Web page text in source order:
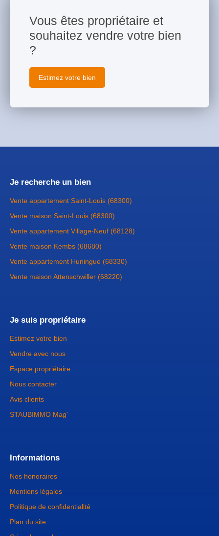
Vous êtes propriétaire et
souhaitez vendre votre bien
?
Estimez votre bien
Je recherche un bien
Vente appartement Saint-Louis (68300)
Vente maison Saint-Louis (68300)
Vente appartement Village-Neuf (68128)
Vente maison Kembs (68680)
Vente appartement Huningue (68330)
Vente maison Attenschwiller (68220)
Je suis propriétaire
Estimez votre bien
Vendre avec nous
Espace propriétaire
Nous contacter
Avis clients
STAUBIMMO Mag'
Informations
Nos honoraires
Mentions légales
Politique de confidentialité
Plan du site